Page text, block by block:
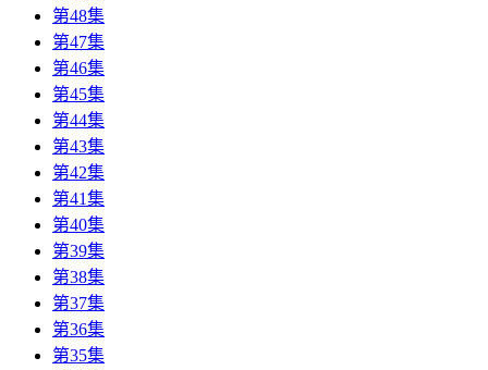
第48集
第47集
第46集
第45集
第44集
第43集
第42集
第41集
第40集
第39集
第38集
第37集
第36集
第35集